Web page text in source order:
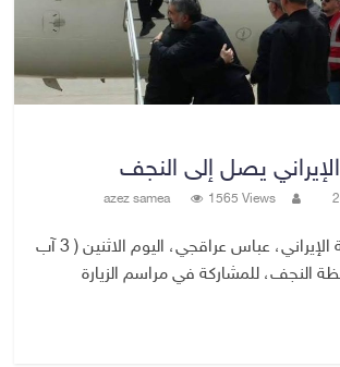
الإيراني يصل إلى النجف
azez samea 1565 Views
وصل وزير الخارجية الإيراني، عباس عراقجي، اليوم الاثنين ( 3 آب